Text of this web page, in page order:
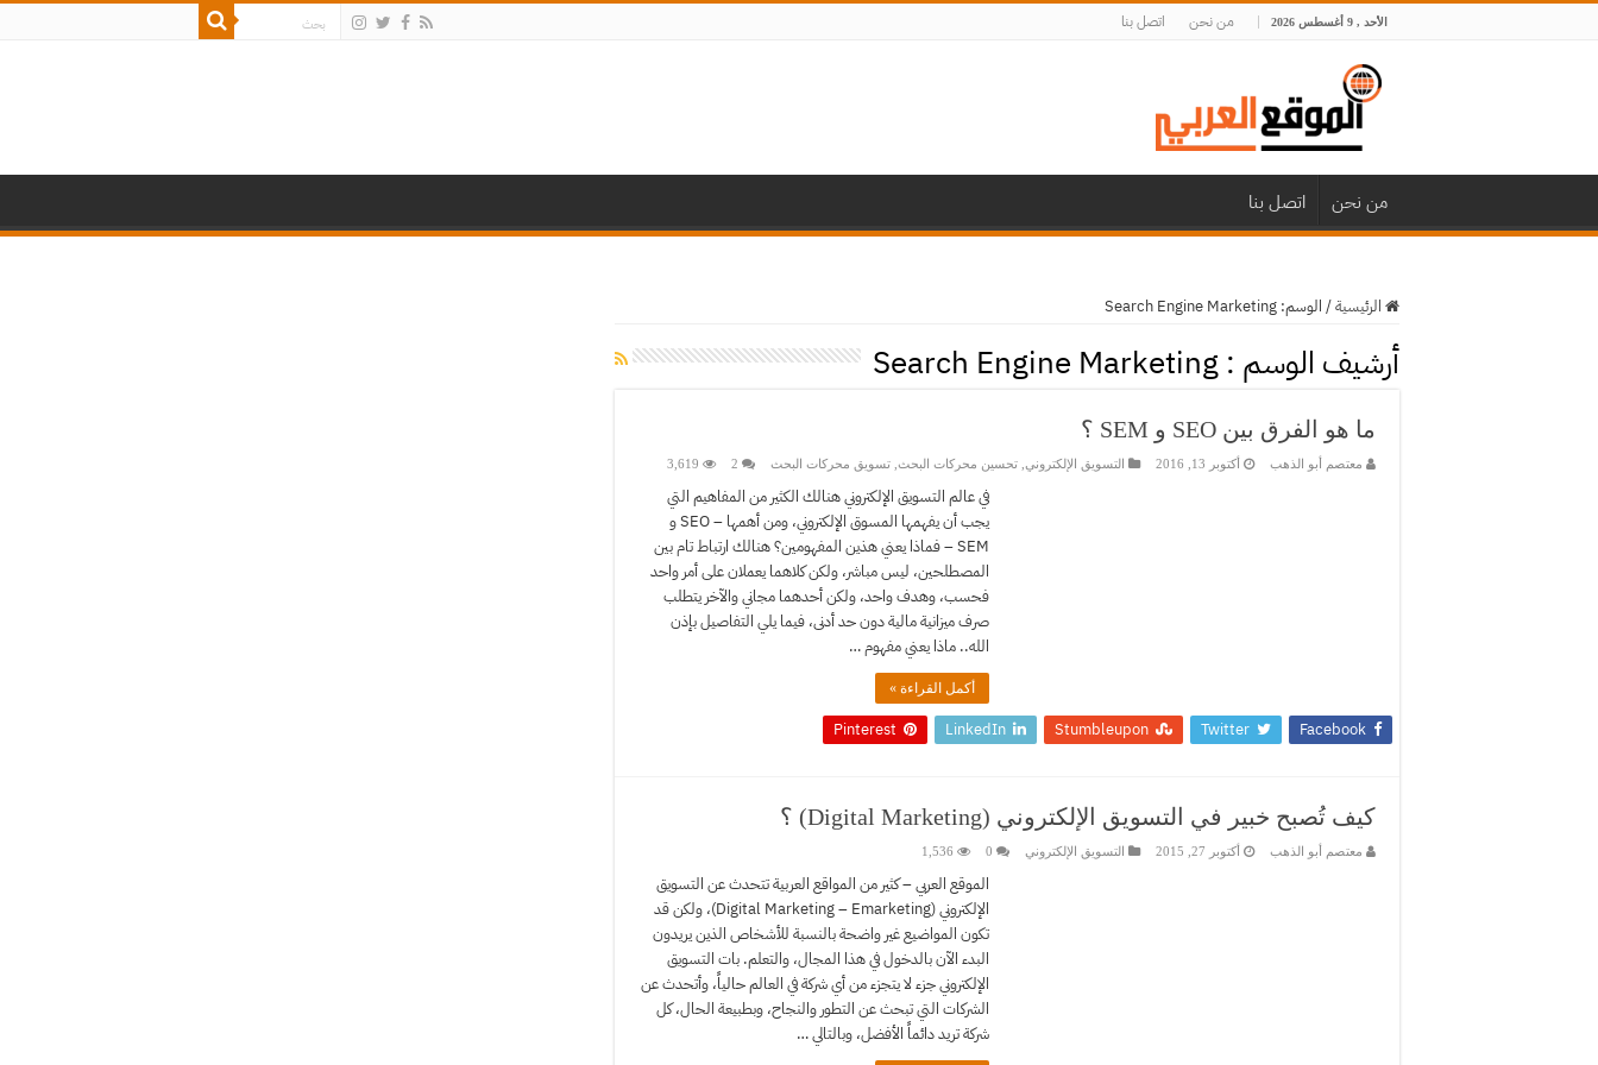
الأحد , 9 أغسطس 2026 من نحن اتصل بنا
من نحن اتصل بنا
الرئيسية/ الوسم: Search Engine Marketing
أرشيف الوسم : Search Engine Marketing
ما هو الفرق بين SEO و SEM ؟
معتصم أبو الذهب أكتوبر 13, 2016 التسويق الإلكتروني تحسين محركات البحث تسويق محركات البحث 2
3,619
في عالم التسويق الإلكتروني هنالك الكثير من المفاهيم التي
يجب أن يفهمها المسوق الإلكتروني، ومن أهمها – SEO و
SEM – فماذا يعني هذين المفهومين؟ هنالك ارتباط تام بين
المصطلحين، ليس مباشر، ولكن كلاهما يعملان على أمر واحد
فحسب، وهدف واحد، ولكن أحدهما مجاني والآخر يتطلب
صرف ميزانية مالية دون حد أدنى، فيما يلي التفاصيل بإذن
الله.. ماذا يعني مفهوم …
أكمل القراءة »
Facebook
Twitter
Stumbleupon
LinkedIn
Pinterest
كيف تُصبح خبير في التسويق الإلكتروني (Digital Marketing) ؟
معتصم أبو الذهب أكتوبر 27, 2015 التسويق الإلكتروني 0
1,536
الموقع العربي – كثير من المواقع العربية تتحدث عن التسويق
الإلكتروني (Digital Marketing – Emarketing)، ولكن قد
تكون المواضيع غير واضحة بالنسبة للأشخاص الذين يريدون
البدء الآن بالدخول في هذا المجال، والتعلم. بات التسويق
الإلكتروني جزء لا يتجزء من أي شركة في العالم حالياً، وأتحدث عن
الشركات التي تبحث عن التطور والنجاح، وبطبيعة الحال، كل
شركة تريد دائماً الأفضل، وبالتالي …